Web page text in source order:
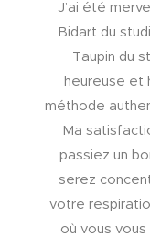
J’ai été
Bidart du
Taupin du
heureuse et
méthode
Ma
passiez un
serez
votre
où vous